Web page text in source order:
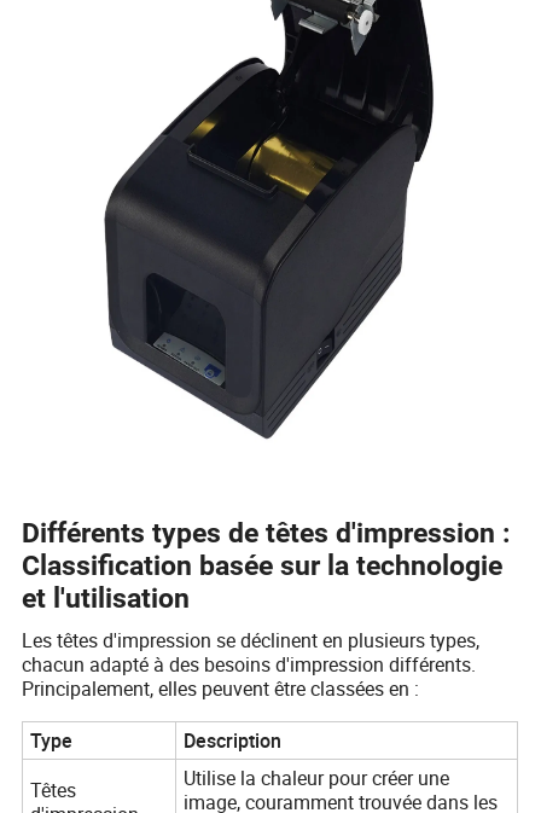
Différents types de têtes d'impression :
Classification basée sur la technologie
et l'utilisation
Les têtes d'impression se déclinent en plusieurs types,
chacun adapté à des besoins d'impression différents.
Principalement, elles peuvent être classées en :
Type
Description
Têtes
Utilise la chaleur pour créer une
image, couramment trouvée dans les